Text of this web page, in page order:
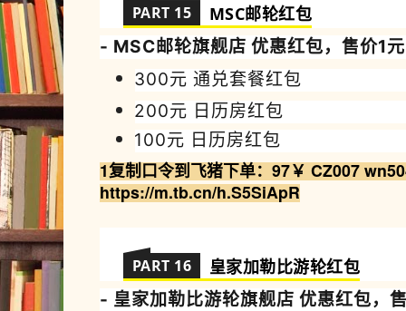
PART 15 MSC邮轮红包
- MSC邮轮旗舰店 优惠红包，售价1
300元 通兑套餐红包
200元 日历房红包
100元 日历房红包
1复制口令到飞猪下单：97￥ CZ007
https://m.tb.cn/h.S5SiApR
PART 16 皇家加勒比游轮红包
- 皇家加勒比游轮旗舰店 优惠红包，